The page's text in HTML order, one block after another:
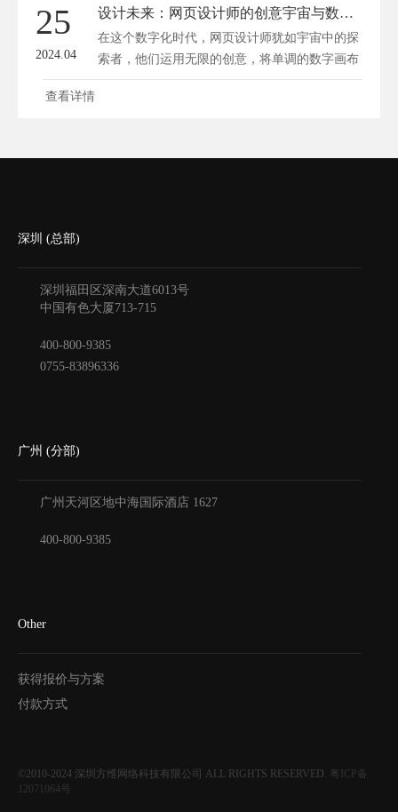
25
2024.04
设计未来：网页设计师的创意宇宙与数字画布
在这个数字化时代，网页设计师犹如宇宙中的探
索者，他们运用无限的创意，将单调的数字画布
转...
查看详情
深圳 (总部)
深圳福田区深南大道6013号
中国有色大厦 713-715
400-800-9385
0755-83896336
广州 (分部)
广州天河区地中海国际酒店 1627
400-800-9385
Other
获得报价与方案
付款方式
©2010-2024 深圳方维网络科技有限公司 ALL RIGHTS RESERVED. 粤ICP备
12071064号